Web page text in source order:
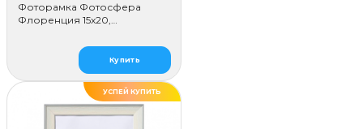
Фоторамка Фотосфера
Флоренция 15x20,
Купить
УСПЕЙ КУПИТЬ